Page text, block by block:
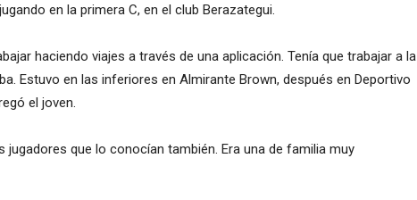
en la primera C, en el club Berazategui.
haciendo viajes a través de una aplicación. Tenía que trabajar a la
Estuvo en las inferiores en Almirante Brown, después en Deportivo
el joven.
jugadores que lo conocían también. Era una de familia muy